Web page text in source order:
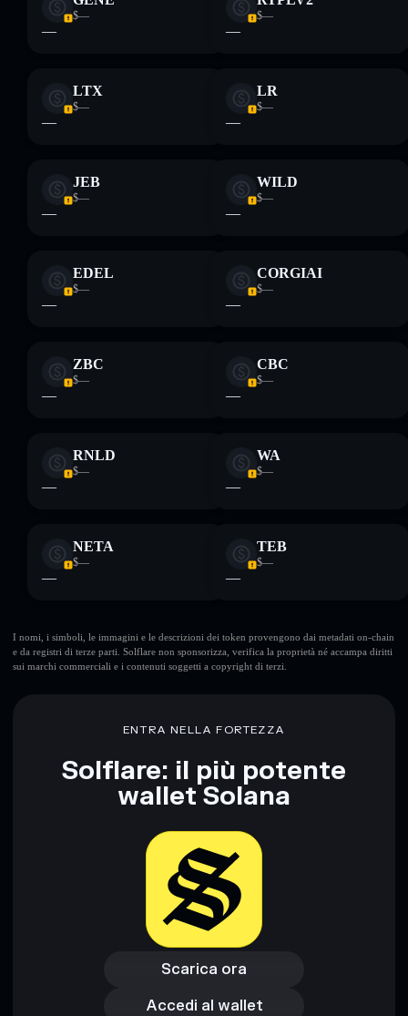
$—
—
$—
—
LTX
$—
—
LR
$—
—
JEB
$—
—
WILD
$—
—
EDEL
$—
—
CORGIAI
$—
—
ZBC
$—
—
CBC
$—
—
RNLD
$—
—
WA
$—
—
NETA
$—
—
TEB
$—
—
I nomi, i simboli, le immagini e le descrizioni dei token provengono dai metadati on-chain
e da registri di terze parti. Solflare non sponsorizza, verifica la proprietà né accampa diritti
sui marchi commerciali e i contenuti soggetti a copyright di terzi.
ENTRA NELLA FORTEZZA
Solflare: il più potente
wallet Solana
Scarica ora
Scarica ora
Accedi al wallet
Accedi al wallet